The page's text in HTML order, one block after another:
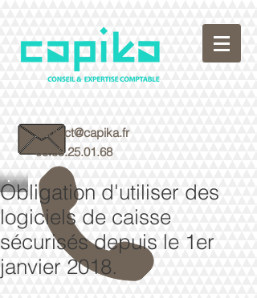
contact@capika.fr
05.59.25.01.68
Obligation d'utiliser des
logiciels de caisse
sécurisés depuis le 1er
janvier 2018.